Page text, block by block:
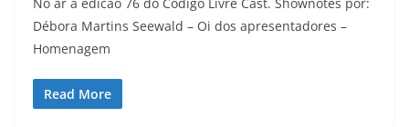
Débora Martins Seewald – Oi dos apresentadores –
Homenagem
Read More